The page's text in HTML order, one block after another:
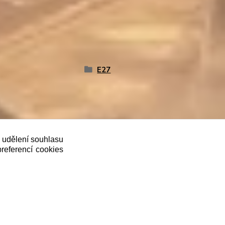
E27
je povinen zaevidovat přijatou tržbu u
souhlasu
cookies